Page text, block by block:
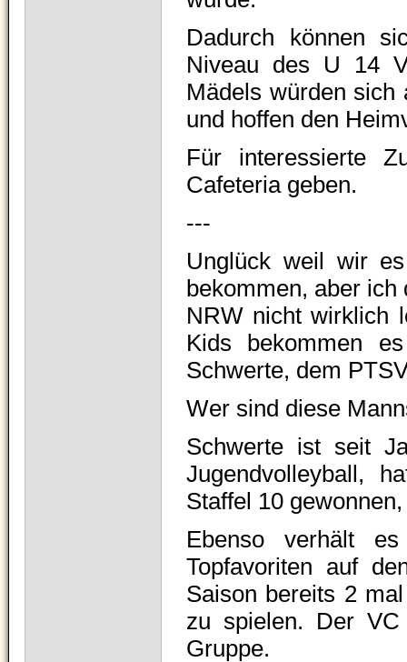
Dadurch können
Niveau des U 14
Mädels würden sich
und hoffen den
Für interessierte
Cafeteria geben.
---
Unglück weil wir
bekommen, aber
NRW nicht wirklich
Kids bekommen
Schwerte, dem
Wer sind diese
Schwerte ist seit
Jugendvolleyball,
Staffel 10
Ebenso verhält
Topfavoriten auf
Saison bereits 2
zu spielen. Der
Gruppe.